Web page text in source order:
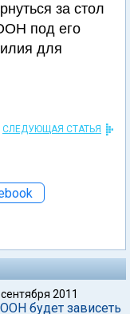
за стол
под его
для
СЛЕДУЮЩАЯ СТАТЬЯ
2011
будет зависеть